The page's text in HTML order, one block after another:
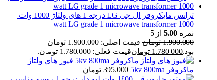
ترانس مایکروفر ال جی LG درجه 1 های ولتاژ 1000 وات |
1000 watt LG grade 1 microwave transformer
نمره 5.00 از 5
1.900.000 تومان
قیمت اصلی: 1.900.000 تومان
بود.1.780.000 تومانقیمت فعلی: 1.780.000 تومان.
فیوز های ولتاژ
ماکروفر 5kv 800ma
395.000 تومان